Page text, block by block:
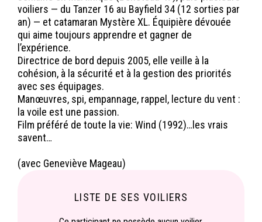
voiliers — du Tanzer 16 au Bayfield 34 (12 sorties par
an) — et catamaran Mystère XL. Équipière dévouée
qui aime toujours apprendre et gagner de
l’expérience.
Directrice de bord depuis 2005, elle veille à la
cohésion, à la sécurité et à la gestion des priorités
avec ses équipages.
Manœuvres, spi, empannage, rappel, lecture du vent :
la voile est une passion.
Film préféré de toute la vie: Wind (1992)…les vrais
savent…
(avec Geneviève Mageau)
LISTE DE SES VOILIERS